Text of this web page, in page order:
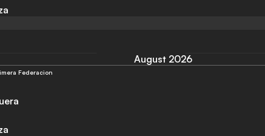
August 2026
Federacion